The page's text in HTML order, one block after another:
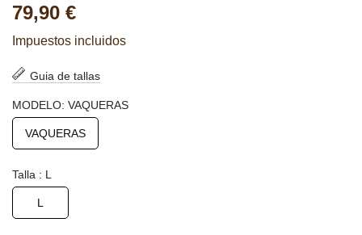
79,90 €
Impuestos incluidos
Guia de tallas
MODELO: VAQUERAS
VAQUERAS
Talla : L
L